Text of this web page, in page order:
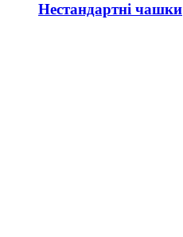
Нестандартні чашки